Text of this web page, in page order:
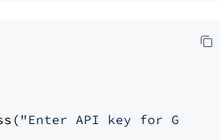
"Enter API key for Groq: "